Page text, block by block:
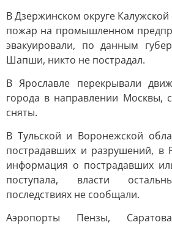
В Дзержинском округе
пожар на промышленном
эвакуировали, по данным
Шапши, никто не пострадал.
В Ярославле перекрывали
города в направлении Москвы,
сняты.
В Тульской и Воронежской
пострадавших и разрушений, в
информация о пострадавших
поступала, власти
последствиях не сообщали.
Аэропорты Пензы,